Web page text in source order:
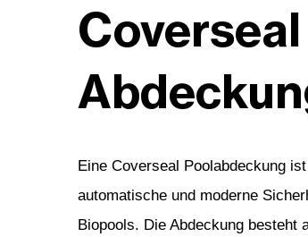
Coverseal
Eine Coverseal Poolabdeckung
automatische und moderne
Biopools. Die Abdeckung besteht